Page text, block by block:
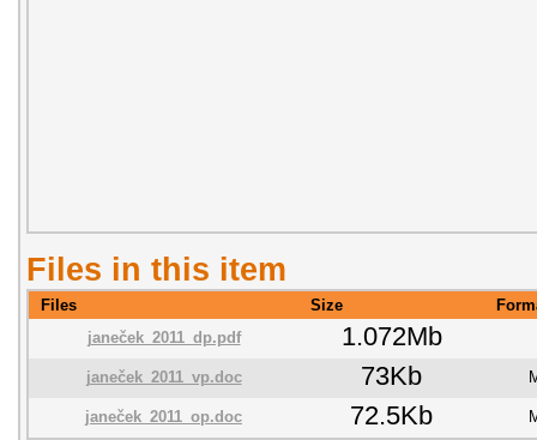
Files in this item
Files Size
janeček_2011_dp.pdf
1.072Mb
janeček_2011_vp.doc 73Kb
janeček_2011_op.doc 72.5Kb